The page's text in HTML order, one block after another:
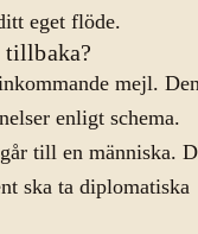
eget flöde.
tillbaka?
mejl.
enligt schema.
till en människa.
ska ta diplomatiska